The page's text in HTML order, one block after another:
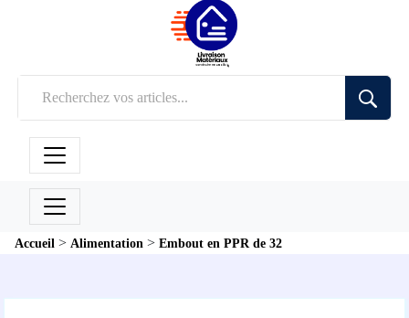
Accueil > Alimentation > Embout en PPR de 32